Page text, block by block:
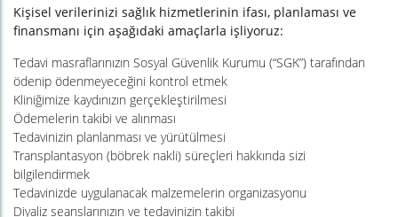
Kişisel verilerinizi sağlık hizmetlerinin ifası, planlaması ve
finansmanı için aşağıdaki amaçlarla işliyoruz:
Tedavi masraflarınızın Sosyal Güvenlik Kurumu (“SGK”) tarafından
ödenip ödenmeyeceğini kontrol etmek
Kliniğimize kaydınızın gerçekleştirilmesi
Ödemelerin takibi ve alınması
Tedavinizin planlanması ve yürütülmesi
Transplantasyon (böbrek nakli) süreçleri hakkında sizi
bilgilendirmek
Tedavinizde uygulanacak malzemelerin organizasyonu
Diyaliz seanslarınızın ve tedavinizin takibi